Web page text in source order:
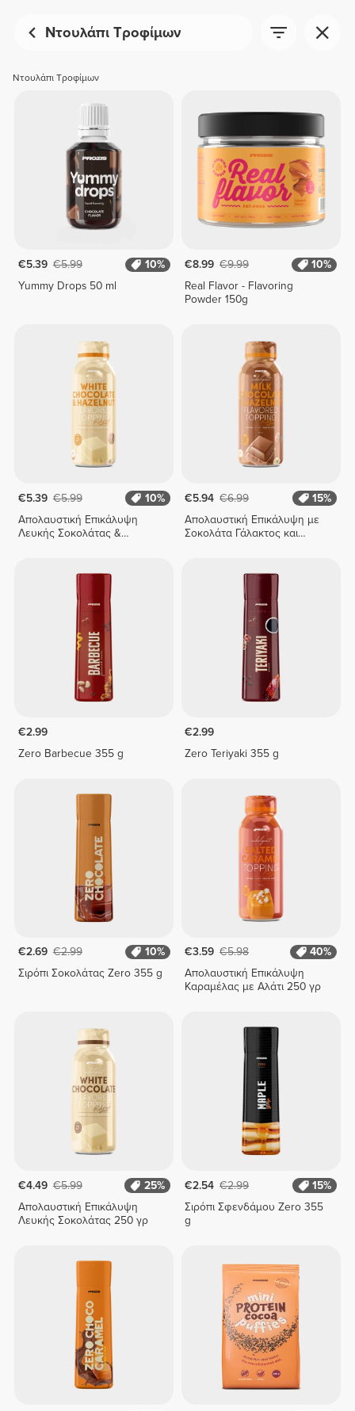
Ντουλάπι Τροφίμων
Ντουλάπι Τροφίμων
€5.39 €5.99
10%
Yummy Drops 50 ml
€8.99 €9.99
10%
Real Flavor - Flavoring
Powder 150g
€5.39 €5.99
10%
Απολαυστική Επικάλυψη
Λευκής Σοκολάτας &
€5.94 €6.99
15%
Απολαυστική Επικάλυψη με
Σοκολάτα Γάλακτος και
€2.99
Zero Barbecue 355 g
€2.99
Zero Teriyaki 355 g
€2.69 €2.99
10%
Σιρόπι Σοκολάτας Zero 355 g
€3.59 €5.98
40%
Απολαυστική Επικάλυψη
Καραμέλας με Αλάτι 250 γρ
€4.49 €5.99
25%
Απολαυστική Επικάλυψη
Λευκής Σοκολάτας 250 γρ
€2.54 €2.99
15%
Σιρόπι Σφενδάμου Zero 355
g